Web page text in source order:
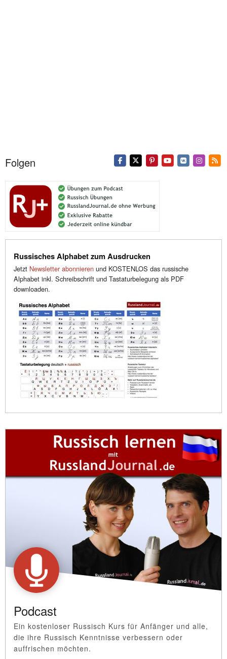
Folgen
Russisches Alphabet zum Ausdrucken
Jetzt Newsletter abonnieren und KOSTENLOS das russische
Alphabet inkl. Schreibschrift und Tastaturbelegung als PDF
downloaden.
Podcast
Ein kostenloser Russisch Kurs für Anfänger und alle,
die ihre Russisch Kenntnisse verbessern oder
auffrischen möchten.